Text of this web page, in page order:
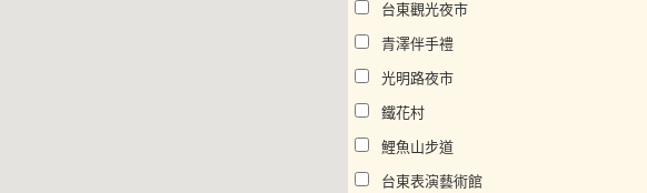
台東觀光夜市
青澤伴手禮
光明路夜市
鐵花村
鯉魚山步道
台東表演藝術館